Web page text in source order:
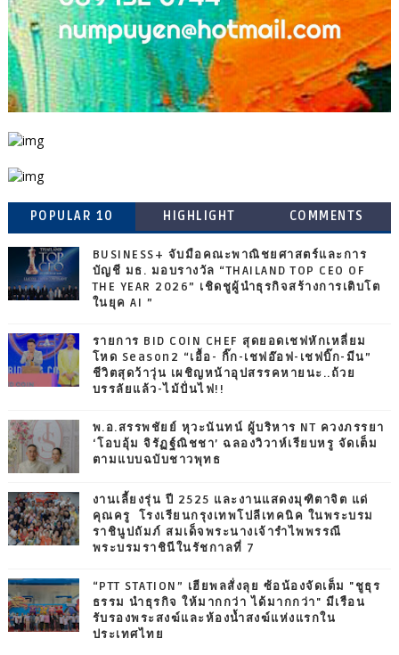
POPULAR 10 HIGHLIGHT COMMENTS
BUSINESS+ จับมือคณะพาณิชยศาสตร์และการ
บัญชี มธ. มอบรางวัล “THAILAND TOP CEO OF
THE YEAR 2026” เชิดชูผู้นำธุรกิจสร้างการเติบโต
ในยุค AI ”
รายการ BID COIN CHEF สุดยอดเชฟหักเหลี่ยม
โหด Season2 “เอื้อ- กิ๊ก-เชฟอ๊อฟ-เชฟบิ๊ก-มีน”
ชีวิตสุดว้าวุ่น เผชิญหน้าอุปสรรคหายนะ..ถ้วย
บรรลัยแล้ว-ไม้ปั่นไฟ!!
พ.อ.สรรพชัยย์ หุวะนันทน์ ผู้บริหาร NT ควงภรรยา
‘โอบอุ้ม จิรัฏฐ์ณิชชา’ ฉลองวิวาห์เรียบหรู จัดเต็ม
ตามแบบฉบับชาวพุทธ
งานเลี้ยงรุ่น ปี 2525 และงานแสดงมุฑิตาจิต แด่
คุณครู โรงเรียนกรุงเทพโปลีเทคนิค ในพระบรม
ราชินูปถัมภ์ สมเด็จพระนางเจ้ารำไพพรรณี
พระบรมราชินีในรัชกาลที่ 7
“PTT STATION” เฮียพลสั่งลุย ซ้อน้องจัดเต็ม "ชูธุร
ธรรม นำธุรกิจ ให้มากกว่า ได้มากกว่า" มีเรือน
รับรองพระสงฆ์และห้องน้ำสงฆ์แห่งแรกใน
ประเทศไทย